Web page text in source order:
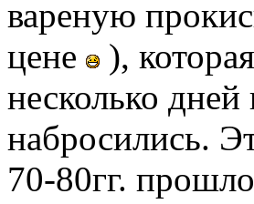
вареную
цене
),
несколько
набросились.
70-80гг.